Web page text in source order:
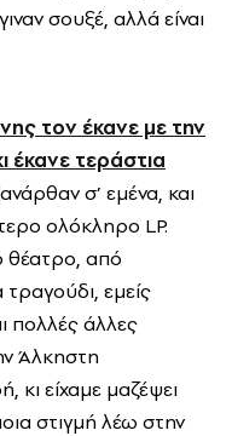
σουξέ, αλλά είναι
τον έκανε με την
έκανε τεράστια
σ’ εμένα, και
ολόκληρο LP.
θέατρο, από
εμείς
πολλές άλλες
Άλκηστη
είχαμε μαζέψει
στιγμή λέω στην